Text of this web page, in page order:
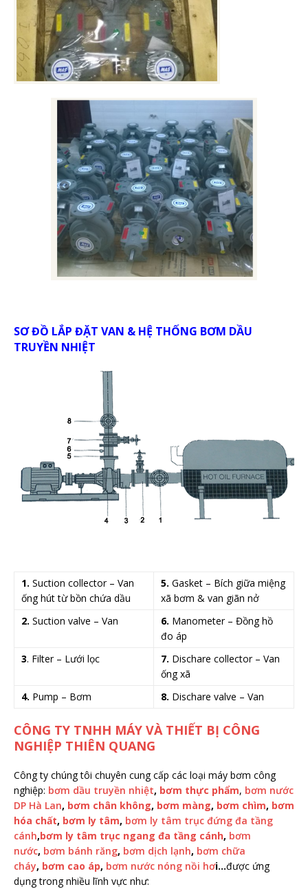
SƠ ĐỒ LẮP ĐẶT VAN & HỆ THỐNG BƠM DẦU
TRUYỀN NHIỆT
1. Suction collector – Van
ống hút từ bồn chứa dầu
5. Gasket – Bích giữa miệng
xã bơm & van giãn nở
2. Suction valve – Van 6. Manometer – Đồng hồ
đo áp
3. Filter – Lưới lọc 7. Dischare collector – Van
ống xã
4. Pump – Bơm 8. Dischare valve – Van
CÔNG TY TNHH MÁY VÀ THIẾT BỊ CÔNG
NGHIỆP THIÊN QUANG
Công ty chúng tôi chuyên cung cấp các loại máy bơm công
nghiệp: bơm dầu truyền nhiệt, bơm thực phẩm, bơm nước
DP Hà Lan, bơm chân không, bơm màng, bơm chìm, bơm
hóa chất, bơm ly tâm, bơm ly tâm trục đứng đa tầng
cánh,bơm ly tâm trục ngang đa tầng cánh, bơm
nước, bơm bánh răng, bơm dịch lạnh, bơm chữa
cháy, bơm cao áp, bơm nước nóng nồi hơi…được ứng
dụng trong nhiều lĩnh vực như: